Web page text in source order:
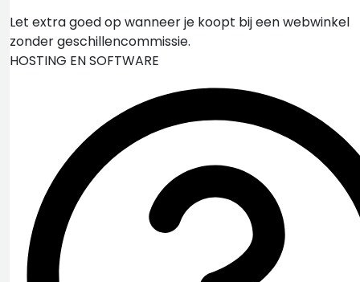
Let extra goed op wanneer je koopt bij een webwinkel
zonder geschillencommissie.
HOSTING EN SOFTWARE